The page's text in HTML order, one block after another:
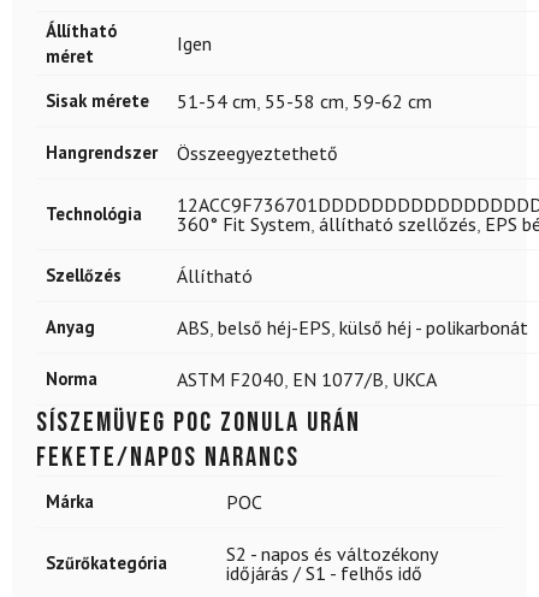
Állítható
méret
Igen
Sisak mérete 51-54 cm, 55-58 cm, 59-62 cm
Hangrendszer Összeegyeztethető
Technológia
360° Fit System, állítható szellőzés, EPS
Szellőzés Állítható
Anyag ABS, belső héj-EPS, külső héj - polikarbonát
Norma ASTM F2040, EN 1077/B, UKCA
Síszemüveg POC Zonula Urán
fekete/napos narancs
Márka POC
Szűrőkategória
S2 - napos és változékony
időjárás / S1 - felhős idő